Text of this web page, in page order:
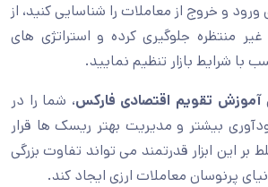
و خروج از معاملات را شناسایی کنید، از
منتظره جلوگیری کرده و استراتژی های
با شرایط بازار تنظیم نمایید.
آموزش تقویم اقتصادی فارکس، شما را در
بیشتر و مدیریت بهتر ریسک ها قرار
بر این ابزار قدرتمند می تواند تفاوت بزرگی
پرنوسان معاملات ارزی ایجاد کند.